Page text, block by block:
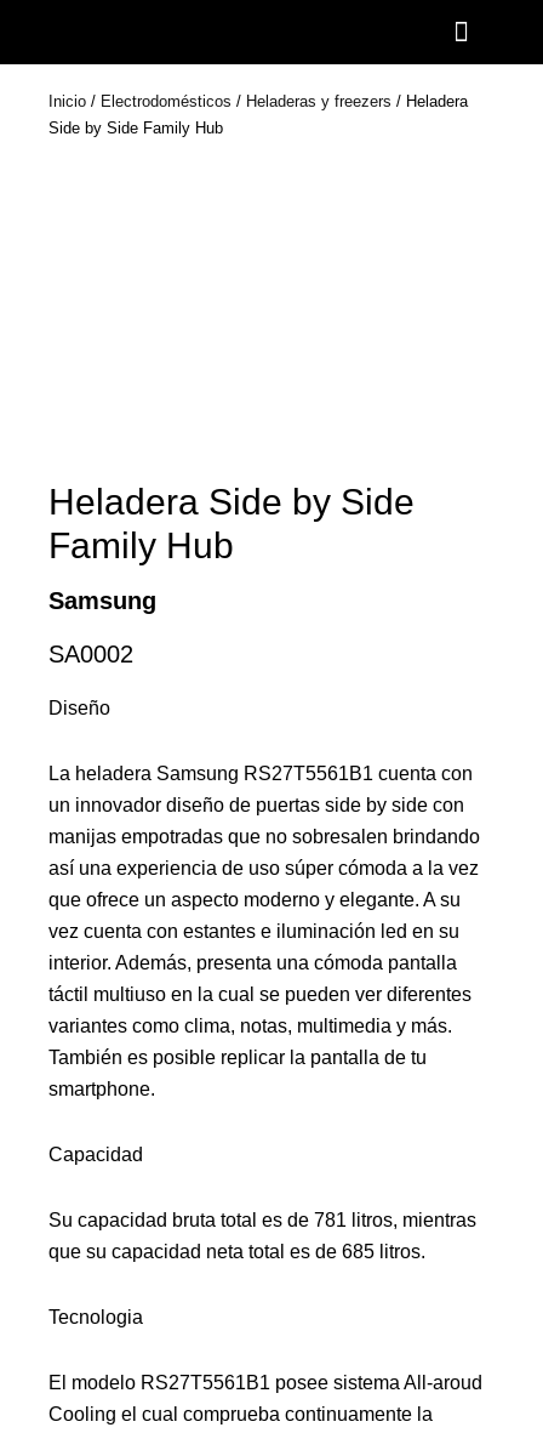
contenido
Inicio / Electrodomésticos / Heladeras y freezers / Heladera
Side by Side Family Hub
Heladera Side by Side
Family Hub
Samsung
SA0002
Diseño
La heladera Samsung RS27T5561B1 cuenta con
un innovador diseño de puertas side by side con
manijas empotradas que no sobresalen brindando
así una experiencia de uso súper cómoda a la vez
que ofrece un aspecto moderno y elegante. A su
vez cuenta con estantes e iluminación led en su
interior. Además, presenta una cómoda pantalla
táctil multiuso en la cual se pueden ver diferentes
variantes como clima, notas, multimedia y más.
También es posible replicar la pantalla de tu
smartphone.
Capacidad
Su capacidad bruta total es de 781 litros, mientras
que su capacidad neta total es de 685 litros.
Tecnologia
El modelo RS27T5561B1 posee sistema All-aroud
Cooling el cual comprueba continuamente la